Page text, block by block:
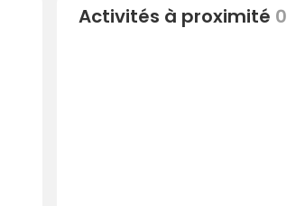
Activités à proximité 0